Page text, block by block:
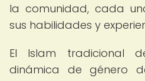
la comunidad, cada
sus habilidades y
El Islam tradicional
dinámica de género